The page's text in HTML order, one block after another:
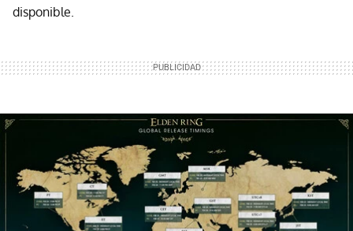
disponible.